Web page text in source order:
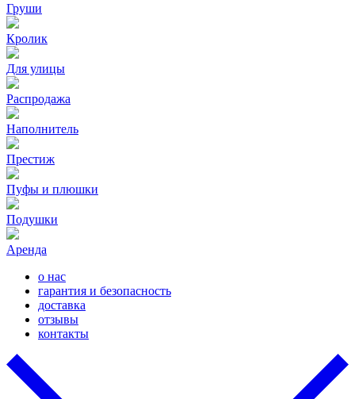
Груши
Кролик
Для улицы
Распродажа
Наполнитель
Престиж
Пуфы и плюшки
Подушки
Аренда
о нас
гарантия и безопасность
доставка
отзывы
контакты